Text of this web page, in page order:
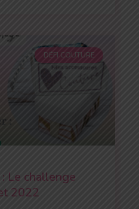
DÉFI COUTURE
Le challenge
2022